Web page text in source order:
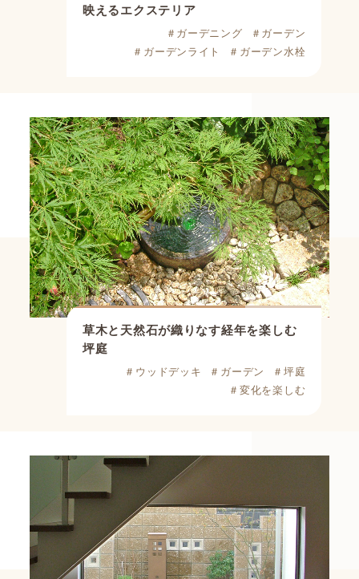
映えるエクステリア
＃ガーデニング
＃ガーデン
＃ガーデンライト
＃ガーデン水栓
草木と天然石が織りなす経年を楽しむ
坪庭
＃ウッドデッキ ＃ガーデン
＃坪庭
＃変化を楽しむ